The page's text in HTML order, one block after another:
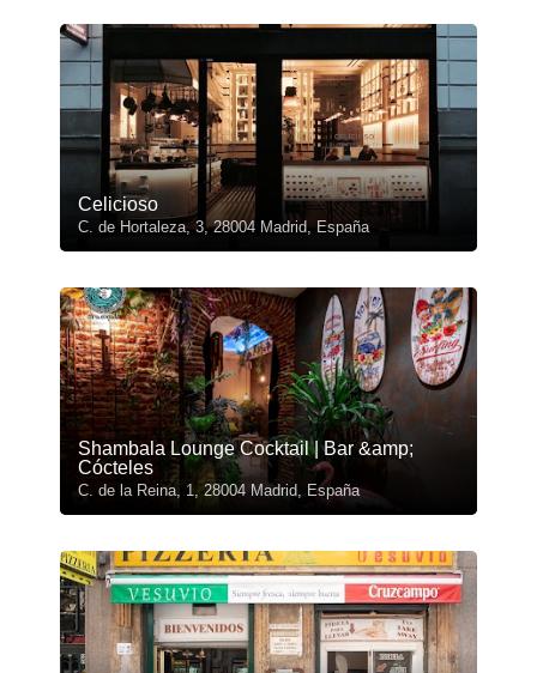
Celicioso
C. de Hortaleza, 3, 28004 Madrid, España
Shambala Lounge Cocktail | Bar &amp;
Cócteles
C. de la Reina, 1, 28004 Madrid, España